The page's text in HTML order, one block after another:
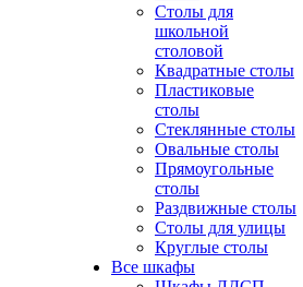
Столы для
школьной
столовой
Квадратные столы
Пластиковые
столы
Стеклянные столы
Овальные столы
Прямоугольные
столы
Раздвижные столы
Столы для улицы
Круглые столы
Все шкафы